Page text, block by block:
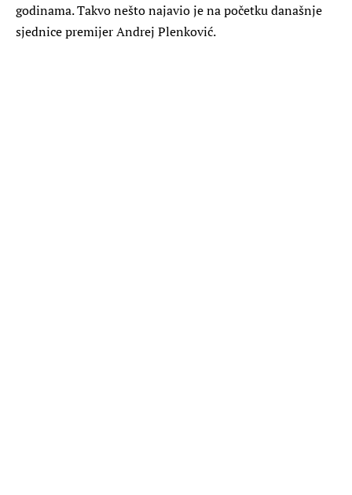
godinama. Takvo nešto najavio je na početku današnje
sjednice premijer Andrej Plenković.